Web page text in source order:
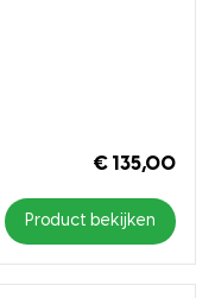
€ 135,00
Product bekijken